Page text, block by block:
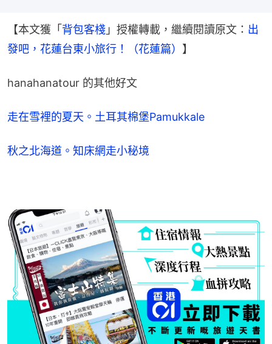
【本文獲「 背包客棧 」授權轉載，繼續閱讀原文： 出
發吧，花蓮台東小旅行！（花蓮篇） 】
hanahanatour 的其他好文
走在雪裡的夏天。土耳其棉堡Pamukkale
秋之北海道。知床網走小秘境